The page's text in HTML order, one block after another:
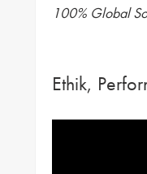
100% Global
Ethik,